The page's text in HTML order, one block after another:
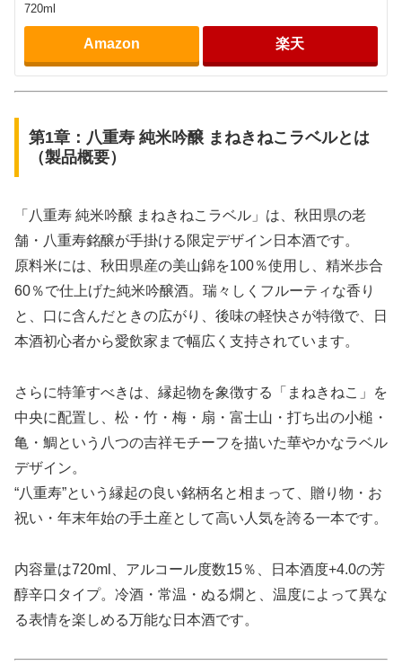
720ml
Amazon 楽天
第1章：八重寿 純米吟醸 まねきねこラベルとは
（製品概要）
「八重寿 純米吟醸 まねきねこラベル」は、秋田県の老
舗・八重寿銘醸が手掛ける限定デザイン日本酒です。
原料米には、秋田県産の美山錦を100％使用し、精米歩合
60％で仕上げた純米吟醸酒。瑞々しくフルーティな香り
と、口に含んだときの広がり、後味の軽快さが特徴で、日
本酒初心者から愛飲家まで幅広く支持されています。
さらに特筆すべきは、縁起物を象徴する「まねきねこ」を
中央に配置し、松・竹・梅・扇・富士山・打ち出の小槌・
亀・鯛という八つの吉祥モチーフを描いた華やかなラベル
デザイン。
“八重寿”という縁起の良い銘柄名と相まって、贈り物・お
祝い・年末年始の手土産として高い人気を誇る一本です。
内容量は720ml、アルコール度数15％、日本酒度+4.0の芳
醇辛口タイプ。冷酒・常温・ぬる燗と、温度によって異な
る表情を楽しめる万能な日本酒です。